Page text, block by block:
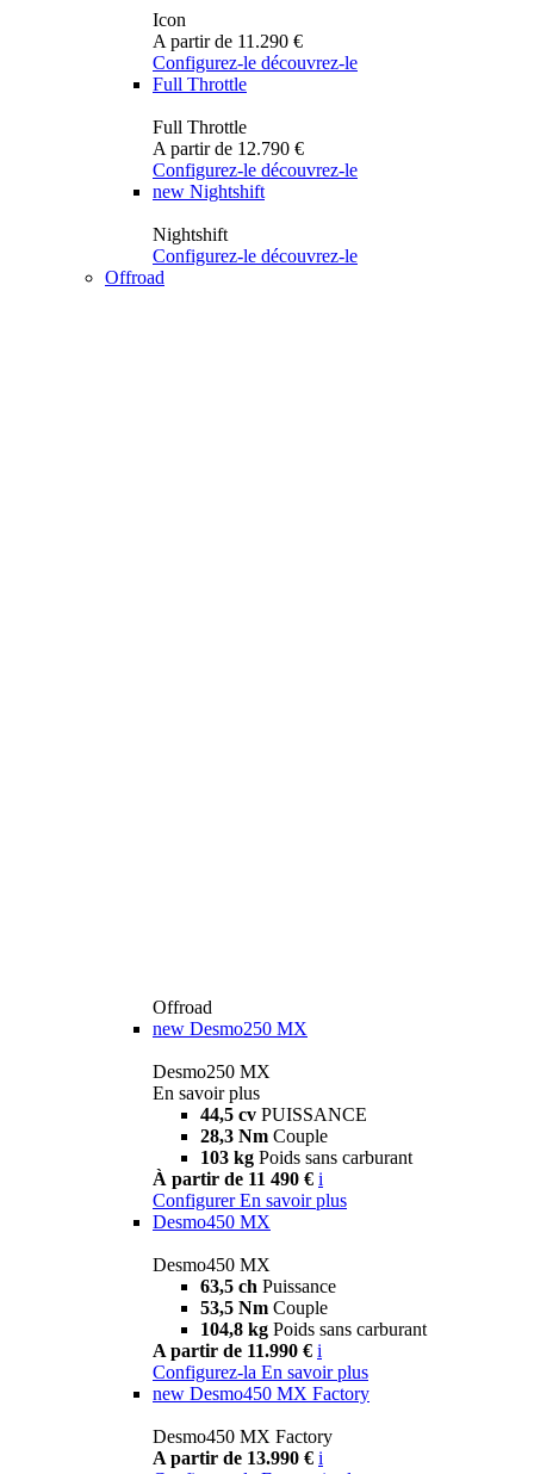
Icon
A partir de 11.290 €
Configurez-le découvrez-le
Full Throttle
Full Throttle
A partir de 12.790 €
Configurez-le découvrez-le
new Nightshift
Nightshift
Configurez-le découvrez-le
Offroad
Offroad
new Desmo250 MX
Desmo250 MX
En savoir plus
44,5 cv PUISSANCE
28,3 Nm Couple
103 kg Poids sans carburant
À partir de 11 490 € i
Configurer En savoir plus
Desmo450 MX
Desmo450 MX
63,5 ch Puissance
53,5 Nm Couple
104,8 kg Poids sans carburant
A partir de 11.990 € i
Configurez-la En savoir plus
new Desmo450 MX Factory
Desmo450 MX Factory
A partir de 13.990 € i